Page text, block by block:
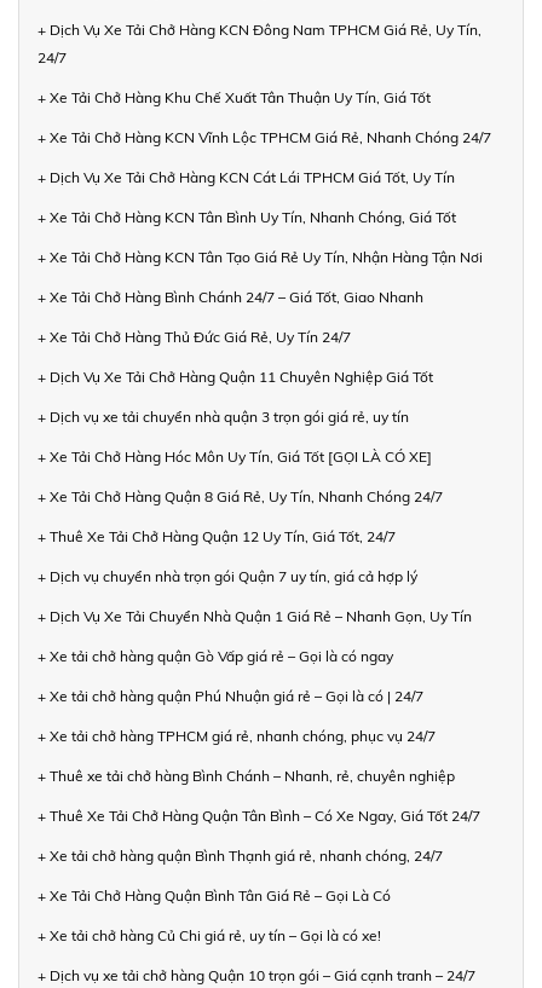
+ Dịch Vụ Xe Tải Chở Hàng KCN Đông Nam TPHCM Giá Rẻ, Uy Tín,
24/7
+ Xe Tải Chở Hàng Khu Chế Xuất Tân Thuận Uy Tín, Giá Tốt
+ Xe Tải Chở Hàng KCN Vĩnh Lộc TPHCM Giá Rẻ, Nhanh Chóng 24/7
+ Dịch Vụ Xe Tải Chở Hàng KCN Cát Lái TPHCM Giá Tốt, Uy Tín
+ Xe Tải Chở Hàng KCN Tân Bình Uy Tín, Nhanh Chóng, Giá Tốt
+ Xe Tải Chở Hàng KCN Tân Tạo Giá Rẻ Uy Tín, Nhận Hàng Tận Nơi
+ Xe Tải Chở Hàng Bình Chánh 24/7 – Giá Tốt, Giao Nhanh
+ Xe Tải Chở Hàng Thủ Đức Giá Rẻ, Uy Tín 24/7
+ Dịch Vụ Xe Tải Chở Hàng Quận 11 Chuyên Nghiệp Giá Tốt
+ Dịch vụ xe tải chuyển nhà quận 3 trọn gói giá rẻ, uy tín
+ Xe Tải Chở Hàng Hóc Môn Uy Tín, Giá Tốt [GỌI LÀ CÓ XE]
+ Xe Tải Chở Hàng Quận 8 Giá Rẻ, Uy Tín, Nhanh Chóng 24/7
+ Thuê Xe Tải Chở Hàng Quận 12 Uy Tín, Giá Tốt, 24/7
+ Dịch vụ chuyển nhà trọn gói Quận 7 uy tín, giá cả hợp lý
+ Dịch Vụ Xe Tải Chuyển Nhà Quận 1 Giá Rẻ – Nhanh Gọn, Uy Tín
+ Xe tải chở hàng quận Gò Vấp giá rẻ – Gọi là có ngay
+ Xe tải chở hàng quận Phú Nhuận giá rẻ – Gọi là có | 24/7
+ Xe tải chở hàng TPHCM giá rẻ, nhanh chóng, phục vụ 24/7
+ Thuê xe tải chở hàng Bình Chánh – Nhanh, rẻ, chuyên nghiệp
+ Thuê Xe Tải Chở Hàng Quận Tân Bình – Có Xe Ngay, Giá Tốt 24/7
+ Xe tải chở hàng quận Bình Thạnh giá rẻ, nhanh chóng, 24/7
+ Xe Tải Chở Hàng Quận Bình Tân Giá Rẻ – Gọi Là Có
+ Xe tải chở hàng Củ Chi giá rẻ, uy tín – Gọi là có xe!
+ Dịch vụ xe tải chở hàng Quận 10 trọn gói – Giá cạnh tranh – 24/7